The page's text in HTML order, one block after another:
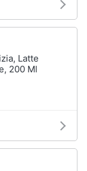
Latte
200 Ml